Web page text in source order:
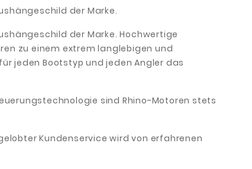
der Marke.
der Marke. Hochwertige
zu einem extrem langlebigen und
jeden Bootstyp und jeden Angler das
sind Rhino-Motoren stets
Kundenservice wird von erfahrenen